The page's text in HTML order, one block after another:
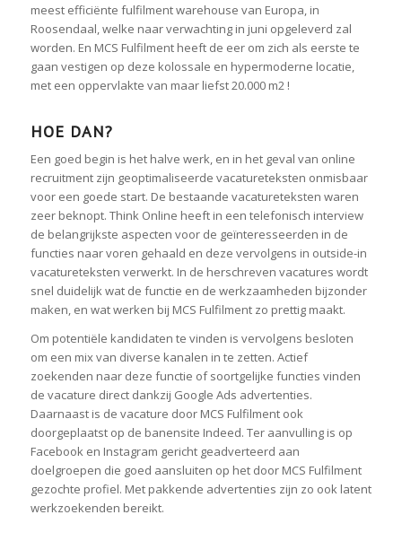
meest efficiënte fulfilment warehouse van Europa, in
Roosendaal, welke naar verwachting in juni opgeleverd zal
worden. En MCS Fulfilment heeft de eer om zich als eerste te
gaan vestigen op deze kolossale en hypermoderne locatie,
met een oppervlakte van maar liefst 20.000 m2 !
HOE DAN?
Een goed begin is het halve werk, en in het geval van online
recruitment zijn geoptimaliseerde vacatureteksten onmisbaar
voor een goede start. De bestaande vacatureteksten waren
zeer beknopt. Think Online heeft in een telefonisch interview
de belangrijkste aspecten voor de geïnteresseerden in de
functies naar voren gehaald en deze vervolgens in outside-in
vacatureteksten verwerkt. In de herschreven vacatures wordt
snel duidelijk wat de functie en de werkzaamheden bijzonder
maken, en wat werken bij MCS Fulfilment zo prettig maakt.
Om potentiële kandidaten te vinden is vervolgens besloten
om een mix van diverse kanalen in te zetten. Actief
zoekenden naar deze functie of soortgelijke functies vinden
de vacature direct dankzij Google Ads advertenties.
Daarnaast is de vacature door MCS Fulfilment ook
doorgeplaatst op de banensite Indeed. Ter aanvulling is op
Facebook en Instagram gericht geadverteerd aan
doelgroepen die goed aansluiten op het door MCS Fulfilment
gezochte profiel. Met pakkende advertenties zijn zo ook latent
werkzoekenden bereikt.